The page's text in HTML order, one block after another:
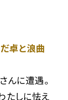
卓と浪曲
んに遭遇。
たしに怯え